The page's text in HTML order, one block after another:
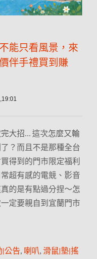
能只看風景，來
伴手禮買到賺
大招… 這次怎麼又輪
？而且不是那種全台
得到的門市限定福利
超有感的電競、影音
的是有點過分捏～怎
定要親自到宜蘭門市
|公告, 喇叭, 滑鼠|墊|搖